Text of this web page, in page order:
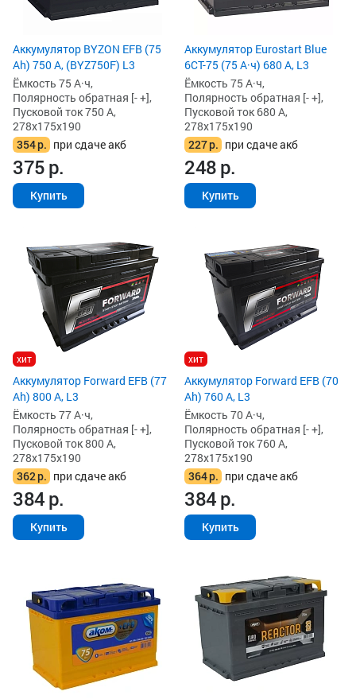
Аккумулятор BYZON EFB (75
Ah) 750 А, (BYZ750F) L3
Ёмкость 75 А·ч,
Полярность обратная [- +],
Пусковой ток 750 А,
278x175x190
354р. при сдаче акб
375р.
Купить
Аккумулятор Eurostart Blue
6CT-75 (75 А·ч) 680 А, L3
Ёмкость 75 А·ч,
Полярность обратная [- +],
Пусковой ток 680 А,
278x175x190
227р. при сдаче акб
248р.
Купить
хит
Аккумулятор Forward EFB (77
Ah) 800 А, L3
Ёмкость 77 А·ч,
Полярность обратная [- +],
Пусковой ток 800 А,
278x175x190
362р. при сдаче акб
384р.
Купить
хит
Аккумулятор Forward EFB (70
Ah) 760 А, L3
Ёмкость 70 А·ч,
Полярность обратная [- +],
Пусковой ток 760 А,
278x175x190
364р. при сдаче акб
384р.
Купить